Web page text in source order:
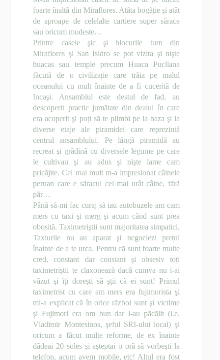
foarte înaltã din Miraflores. Atâta bogãție şi atât
de aproape de celelalte cartiere super sãrace
sau oricum modeste…
Printre casele şic şi blocurile turn din
Miraflores şi San Isidro se pot vizita şi nişte
huacas sau temple precum Huaca Pucllana
fãcutã de o civilizație care trãia pe malul
oceanului cu mult înainte de a fi cuceritã de
Incaşi. Ansamblul este destul de fad, au
descoperit practic jumătate din dealul în care
era acoperit şi poți sã te plimbi pe la baza şi la
diverse etaje ale piramidei care reprezintã
centrul ansamblului. Pe lângã piramidã au
recreat şi grãdinã cu diversele legume pe care
le cultivau şi au adus şi nişte lame cam
pricãjite. Cel mai mult m-a impresionat câinele
peruan care e sãracul cel mai urât câine, fãrã
pãr…
Pânã sã-mi fac curaj sã iau autobuzele am cam
mers cu taxi şi merg şi acum când sunt prea
obositã. Taximetriştii sunt majoritatea simpatici.
Taxiurile nu au aparat şi negociezi prețul
înainte de a te urca. Pentru cã sunt foarte multe
cred, constant dar constant şi obsesiv toți
taximetriştii te claxoneazã dacã cumva nu i-ai
vãzut şi îți doreşti sã şții cã ei sunt! Primul
taximetrist cu care am mers era fujimorista şi
mi-a explicat cã în orice rãzboi sunt şi victime
şi Fujimori era om bun dar l-au pãcãlit (i.e.
Vladimir Montesinos, şeful SRI-ului local) şi
oricum a fãcut multe reforme, de ex înainte
dãdeai 20 soles şi aşteptai o orã sã vorbeşti la
telefon, acum avem mobile, etc! Altul era fost